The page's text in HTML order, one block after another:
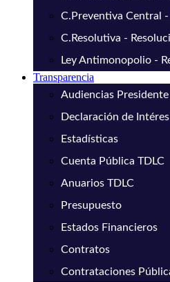
C.Preventiva Central
C.Resolutiva -
Ley Antimonopolio -
Transparencia
Audiencias Presidente
Declaración de
Estadísticas
Cuenta Pública TDLC
Anuarios TDLC
Presupuesto
Estados Financieros
Contratos
Contrataciones